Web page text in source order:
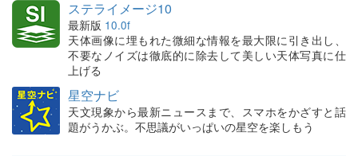
ステライメージ10
最新版 10.0f
天体画像に埋もれた微細な情報を最大限に引き出し、
不要なノイズは徹底的に除去して美しい天体写真に仕
上げる
星空ナビ
天文現象から最新ニュースまで、スマホをかざすと話
題がうかぶ。不思議がいっぱいの星空を楽しもう